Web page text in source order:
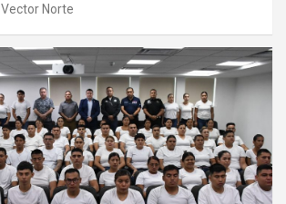
Vector Norte